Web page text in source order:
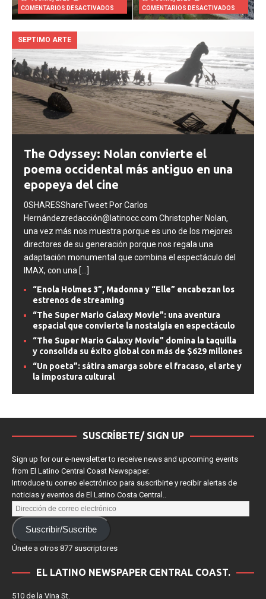
4 JUNIO, 2026
COMENTARIOS DESACTIVADOS
3 JUNIO, 2026
COMENTARIOS DESACTIVADOS
SEPTIMO ARTE
The Odyssey: Nolan convierte el
poema occidental más antiguo en una
epopeya del cine
0SHARESShareTweet Por Carlos
Hernándezredacción@latinocc.com Christopher Nolan,
una vez más nos muestra porque es uno de los mejores
directores de su generación porque nos regala una
adaptación monumental que combina el espectáculo del
[...]
“Enola Holmes 3”, Madonna y “Elle” encabezan los
estrenos de streaming
“The Super Mario Galaxy Movie”: una aventura
espacial que convierte la nostalgia en espectáculo
“The Super Mario Galaxy Movie” domina la taquilla
y consolida su éxito global con más de $629 millones
“Un poeta”: sátira amarga sobre el fracaso, el arte y
la impostura cultural
SUSCRÍBETE/ SIGN UP
Sign up for our e-newsletter to receive news and upcoming events
from El Latino Central Coast Newspaper.
Introduce tu correo electrónico para suscribirte y recibir alertas de
noticias y eventos de El Latino Costa Central..
Únete a otros 877 suscriptores